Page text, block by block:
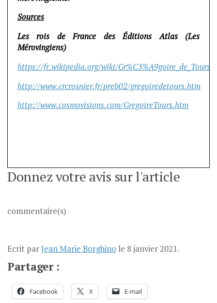
Sources
Les rois de France des Éditions Atlas (Les
Mérovingiens)
https://fr.wikipedia.org/wiki/Gr%C3%A9goire_de_Tours
http://www.crcrosnier.fr/preb02/gregoiredetours.htm
http://www.cosmovisions.com/GregoireTours.htm
Donnez votre avis sur l'article
commentaire(s)
Ecrit parJean Marie Borghino le 8 janvier 2021.
Partager :
Facebook X E-mail